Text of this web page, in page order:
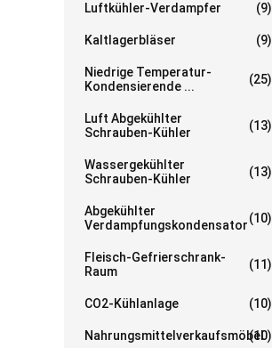
Luftkühler-Verdampfer (9)
Kaltlagerbläser (9)
Niedrige Temperatur-
Kondensierende ...
(25)
Luft Abgekühlter
Schrauben-Kühler
(13)
Wassergekühlter
Schrauben-Kühler
(13)
Abgekühlter
Verdampfungskondensator(10)
Fleisch-Gefrierschrank-
Raum
(11)
CO2-Kühlanlage (10)
Nahrungsmittelverkaufsmöbel
(10)